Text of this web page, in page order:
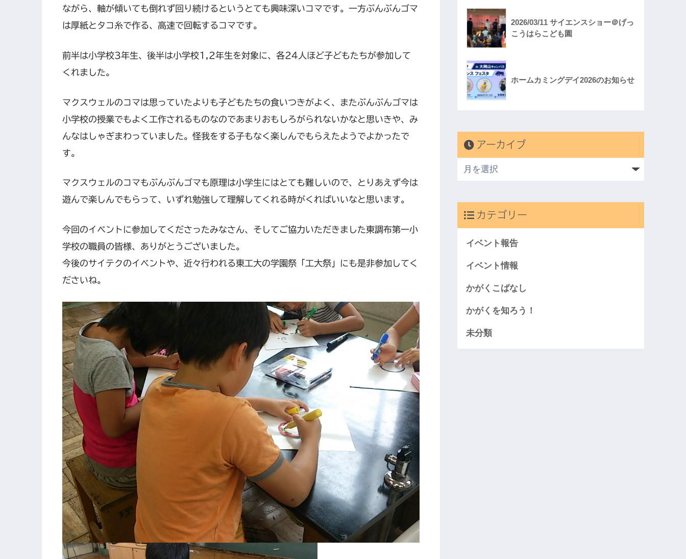
ながら、軸が傾いても倒れず回り続けるというとても興味深いコマです。一方ぶんぶんゴマ
は厚紙とタコ糸で作る、高速で回転するコマです。
前半は小学校3年生、後半は小学校1,2年生を対象に、各24人ほど子どもたちが参加して
くれました。
マクスウェルのコマは思っていたよりも子どもたちの食いつきがよく、またぶんぶんゴマは
小学校の授業でもよく工作されるものなのであまりおもしろがられないかなと思いきや、み
んなはしゃぎまわっていました。怪我をする子もなく楽しんでもらえたようでよかったで
す。
マクスウェルのコマもぶんぶんゴマも原理は小学生にはとても難しいので、とりあえず今は
遊んで楽しんでもらって、いずれ勉強して理解してくれる時がくればいいなと思います。
今回のイベントに参加してくださったみなさん、そしてご協力いただきました東調布第一小
学校の職員の皆様、ありがとうございました。
今後のサイテクのイベントや、近々行われる東工大の学園祭「工大祭」にも是非参加してく
ださいね。
2026/03/11 サイエンスショー＠げっ
こうはらこども園
ホームカミングデイ2026のお知らせ
アーカイブ
カテゴリー
イベント報告
イベント情報
かがくこばなし
かがくを知ろう！
未分類